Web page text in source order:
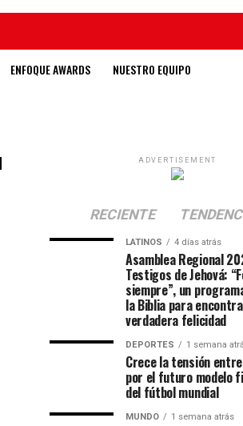
ENFOQUE AWARDS NUESTRO EQUIPO
ADVERTISEMENT
RECIENTE
LATINOS 4 días atrás
Asamblea Regional
Testigos de Jehová:
siempre”, un
la Biblia para
verdadera felicidad
DEPORTES 1 semana
Crece la tensión entre
por el futuro modelo
del fútbol mundial
MUNDO 1 semana atrás